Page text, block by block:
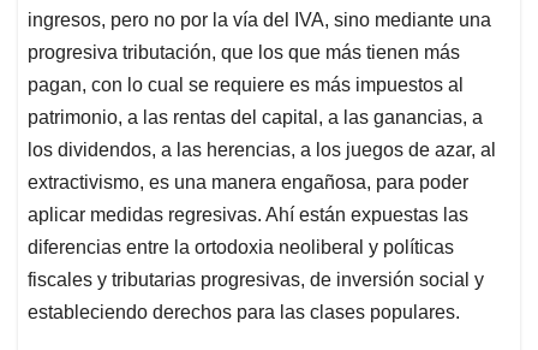
ingresos, pero no por la vía del IVA, sino mediante una
progresiva tributación, que los que más tienen más
pagan, con lo cual se requiere es más impuestos al
patrimonio, a las rentas del capital, a las ganancias, a
los dividendos, a las herencias, a los juegos de azar, al
extractivismo, es una manera engañosa, para poder
aplicar medidas regresivas. Ahí están expuestas las
diferencias entre la ortodoxia neoliberal y políticas
fiscales y tributarias progresivas, de inversión social y
estableciendo derechos para las clases populares.